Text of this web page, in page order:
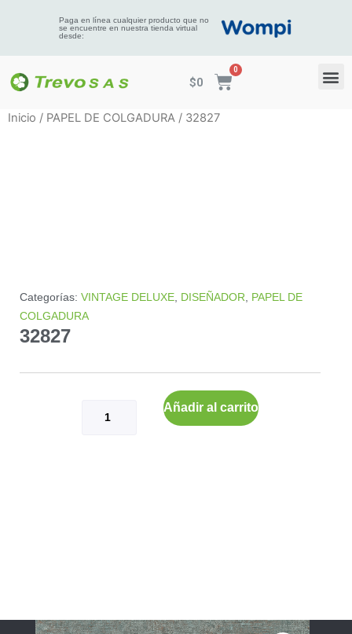
Paga en línea cualquier producto que no
se encuentre en nuestra tienda virtual
desde:
$0
Inicio / PAPEL DE COLGADURA / 32827
Categorías: VINTAGE DELUXE DISEÑADOR
PAPEL DE
COLGADURA
32827
Añadir al carrito